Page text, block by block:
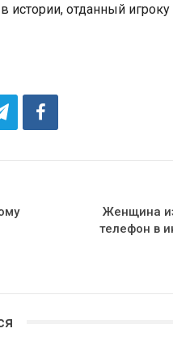
истории, отданный
Женщина
телефон в